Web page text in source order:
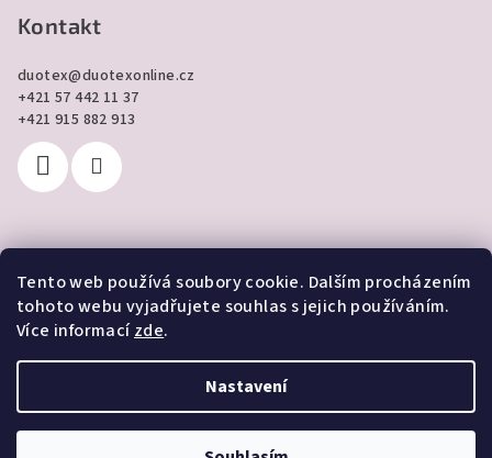
Tento web používá soubory cookie. Dalším procházením
tohoto webu vyjadřujete souhlas s jejich používáním.
Více informacízde.
Nastavení
Kontakt
duotex@duotexonline.cz
+421 57 442 11 37
+421 915 882 913
Přijímáme online platby